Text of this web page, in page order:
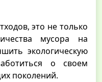
это не только
мусора на
экологическую
о своем
поколений.